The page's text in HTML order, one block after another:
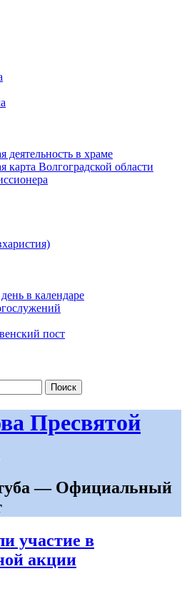
деятельность в храме
карта Волгоградской области
в календаре
пост
Пресвятой
— Официальный
участие в
акции